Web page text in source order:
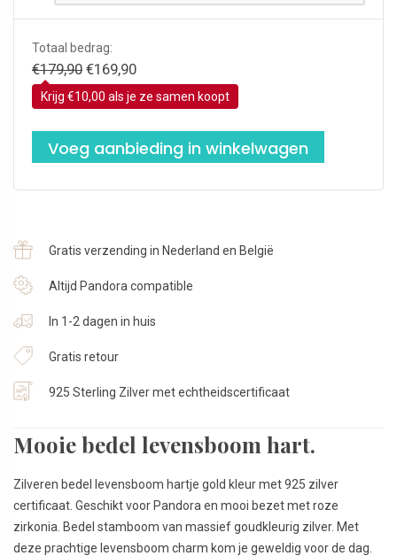
Totaal bedrag:
€179,90 Oorspronkelijke
prijs
was:
€179,90.
€169,90Huidige
prijs
is:
€169,90.
Krijg €10,00 als je ze samen koopt
Voeg aanbieding in winkelwagen
Gratis verzending in Nederland en België
Altijd Pandora compatible
In 1-2 dagen in huis
Gratis retour
925 Sterling Zilver met echtheidscertificaat
Mooie bedel levensboom hart.
Zilveren bedel levensboom hartje gold kleur met 925 zilver
certificaat. Geschikt voor Pandora en mooi bezet met roze
zirkonia. Bedel stamboom van massief goudkleurig zilver. Met
deze prachtige levensboom charm kom je geweldig voor de dag.